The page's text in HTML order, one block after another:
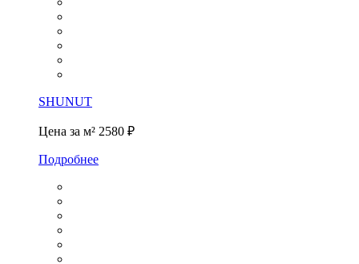
SHUNUT
Цена за м² 2580 ₽
Подробнее